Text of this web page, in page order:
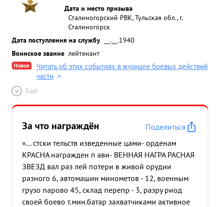
Дата и место призыва
Сталиногорский РВК, Тульская обл., г.
Сталиногорск
Дата поступления на службу
__.__.1940
Воинское звание лейтенант
Новое
Читать об этих событиях в журнале боевых действий
части
Ещё
За что награждён
Поделиться
«... стски тельств изведенные цами- орденам
КРАСНА награжден п ави- ВЕННАЯ НАГРА РАСНАЯ
ЗВЕЗД вал раз лей потери в живой орудии
разного 6, автомашин минометов - 12, военным
грузо парово 45, склад перепр - 3, разру риод
своей боево т.мин.батар захватчиками активное